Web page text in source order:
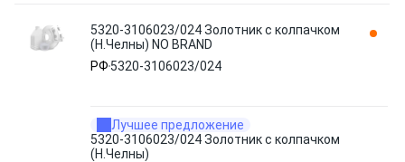
5320-3106023/024 Золотник с колпачком
(Н.Челны) NO BRAND
РФ 5320-3106023/024
Лучшее предложение
5320-3106023/024 Золотник с колпачком
(Н.Челны)